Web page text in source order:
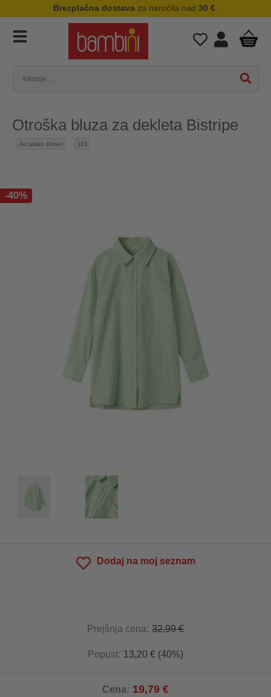
Brezplačna dostava za naročila nad 30 €
Otroška bluza za dekleta Bistripe
Arcadian Green 116
-40%
Dodaj na moj seznam
Prejšnja cena: 32,99 €
Popust: 13,20 € (40%)
Cena: 19,79 €